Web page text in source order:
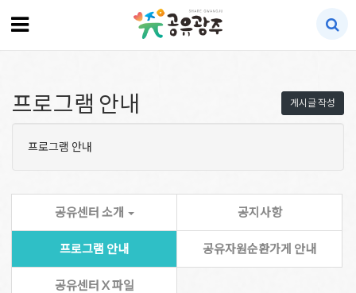
게시글 작성
프로그램 안내
프로그램 안내
공유센터 소개 공지사항
프로그램 안내 공유자원순환가게 안내
공유센터 X 파일